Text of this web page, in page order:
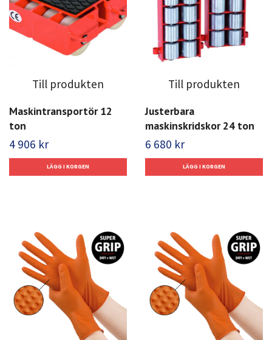
Till produkten
Maskintransportör 12
ton
4 906 kr
Till produkten
Justerbara
maskinskridskor 24 ton
6 680 kr